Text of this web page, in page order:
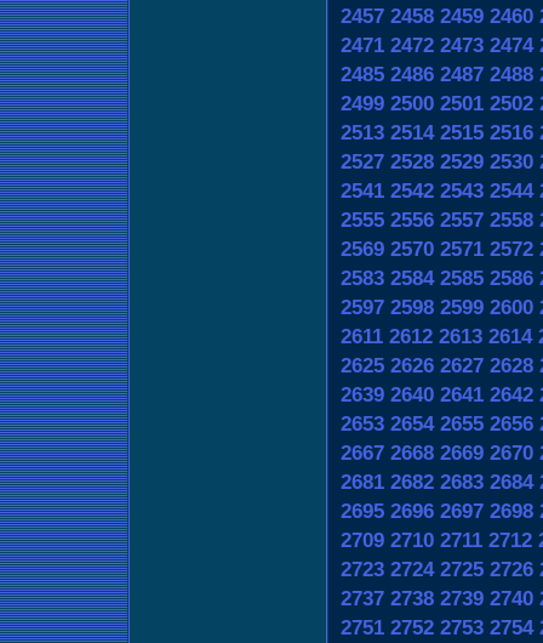
2457 2458 2459 2460
2471 2472 2473 2474
2485 2486 2487 2488
2499 2500 2501 2502
2513 2514 2515 2516
2527 2528 2529 2530
2541 2542 2543 2544
2555 2556 2557 2558
2569 2570 2571 2572
2583 2584 2585 2586
2597 2598 2599 2600
2611 2612 2613 2614
2625 2626 2627 2628
2639 2640 2641 2642
2653 2654 2655 2656
2667 2668 2669 2670
2681 2682 2683 2684
2695 2696 2697 2698
2709 2710 2711 2712
2723 2724 2725 2726
2737 2738 2739 2740
2751 2752 2753 2754